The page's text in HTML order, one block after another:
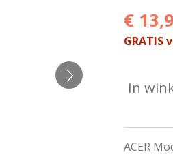
€
GRATIS
In
ACER